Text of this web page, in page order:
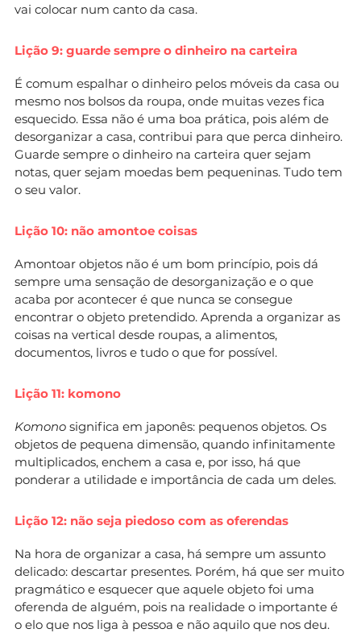
vai colocar num canto da casa.
Lição 9: guarde sempre o dinheiro na carteira
É comum espalhar o dinheiro pelos móveis da casa ou
mesmo nos bolsos da roupa, onde muitas vezes fica
esquecido. Essa não é uma boa prática, pois além de
desorganizar a casa, contribui para que perca dinheiro.
Guarde sempre o dinheiro na carteira quer sejam
notas, quer sejam moedas bem pequeninas. Tudo tem
o seu valor.
Lição 10: não amontoe coisas
Amontoar objetos não é um bom princípio, pois dá
sempre uma sensação de desorganização e o que
acaba por acontecer é que nunca se consegue
encontrar o objeto pretendido. Aprenda a organizar as
coisas na vertical desde roupas, a alimentos,
documentos, livros e tudo o que for possível.
Lição 11: komono
Komono significa em japonês: pequenos objetos. Os
objetos de pequena dimensão, quando infinitamente
multiplicados, enchem a casa e, por isso, há que
ponderar a utilidade e importância de cada um deles.
Lição 12: não seja piedoso com as oferendas
Na hora de organizar a casa, há sempre um assunto
delicado: descartar presentes. Porém, há que ser muito
pragmático e esquecer que aquele objeto foi uma
oferenda de alguém, pois na realidade o importante é
o elo que nos liga à pessoa e não aquilo que nos deu.